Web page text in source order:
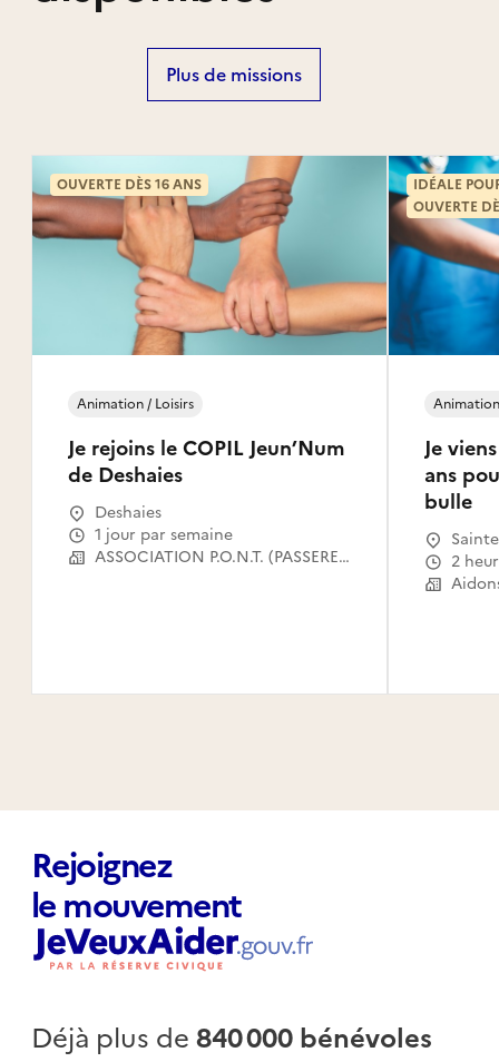
Plus de missions
Je rejoins le COPIL Jeun’Num
de Deshaies
Animation / Loisirs
Deshaies
1 jour par semaine
ASSOCIATION P.O.N.T. (PASSERELLES OUVERTES VERS LE NUMERIQUE POUR TOUS)
OUVERTE DÈS 16 ANS
Je
ans
bulle
2
IDÉALE
OUVERTE
Rejoignez
le mouvement
Déjà plus de840 000 bénévoles